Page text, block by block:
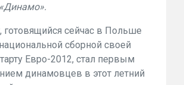
готовящийся сейчас в Польше
сборной своей
Евро-2012, стал первым
динамовцев в этот летний